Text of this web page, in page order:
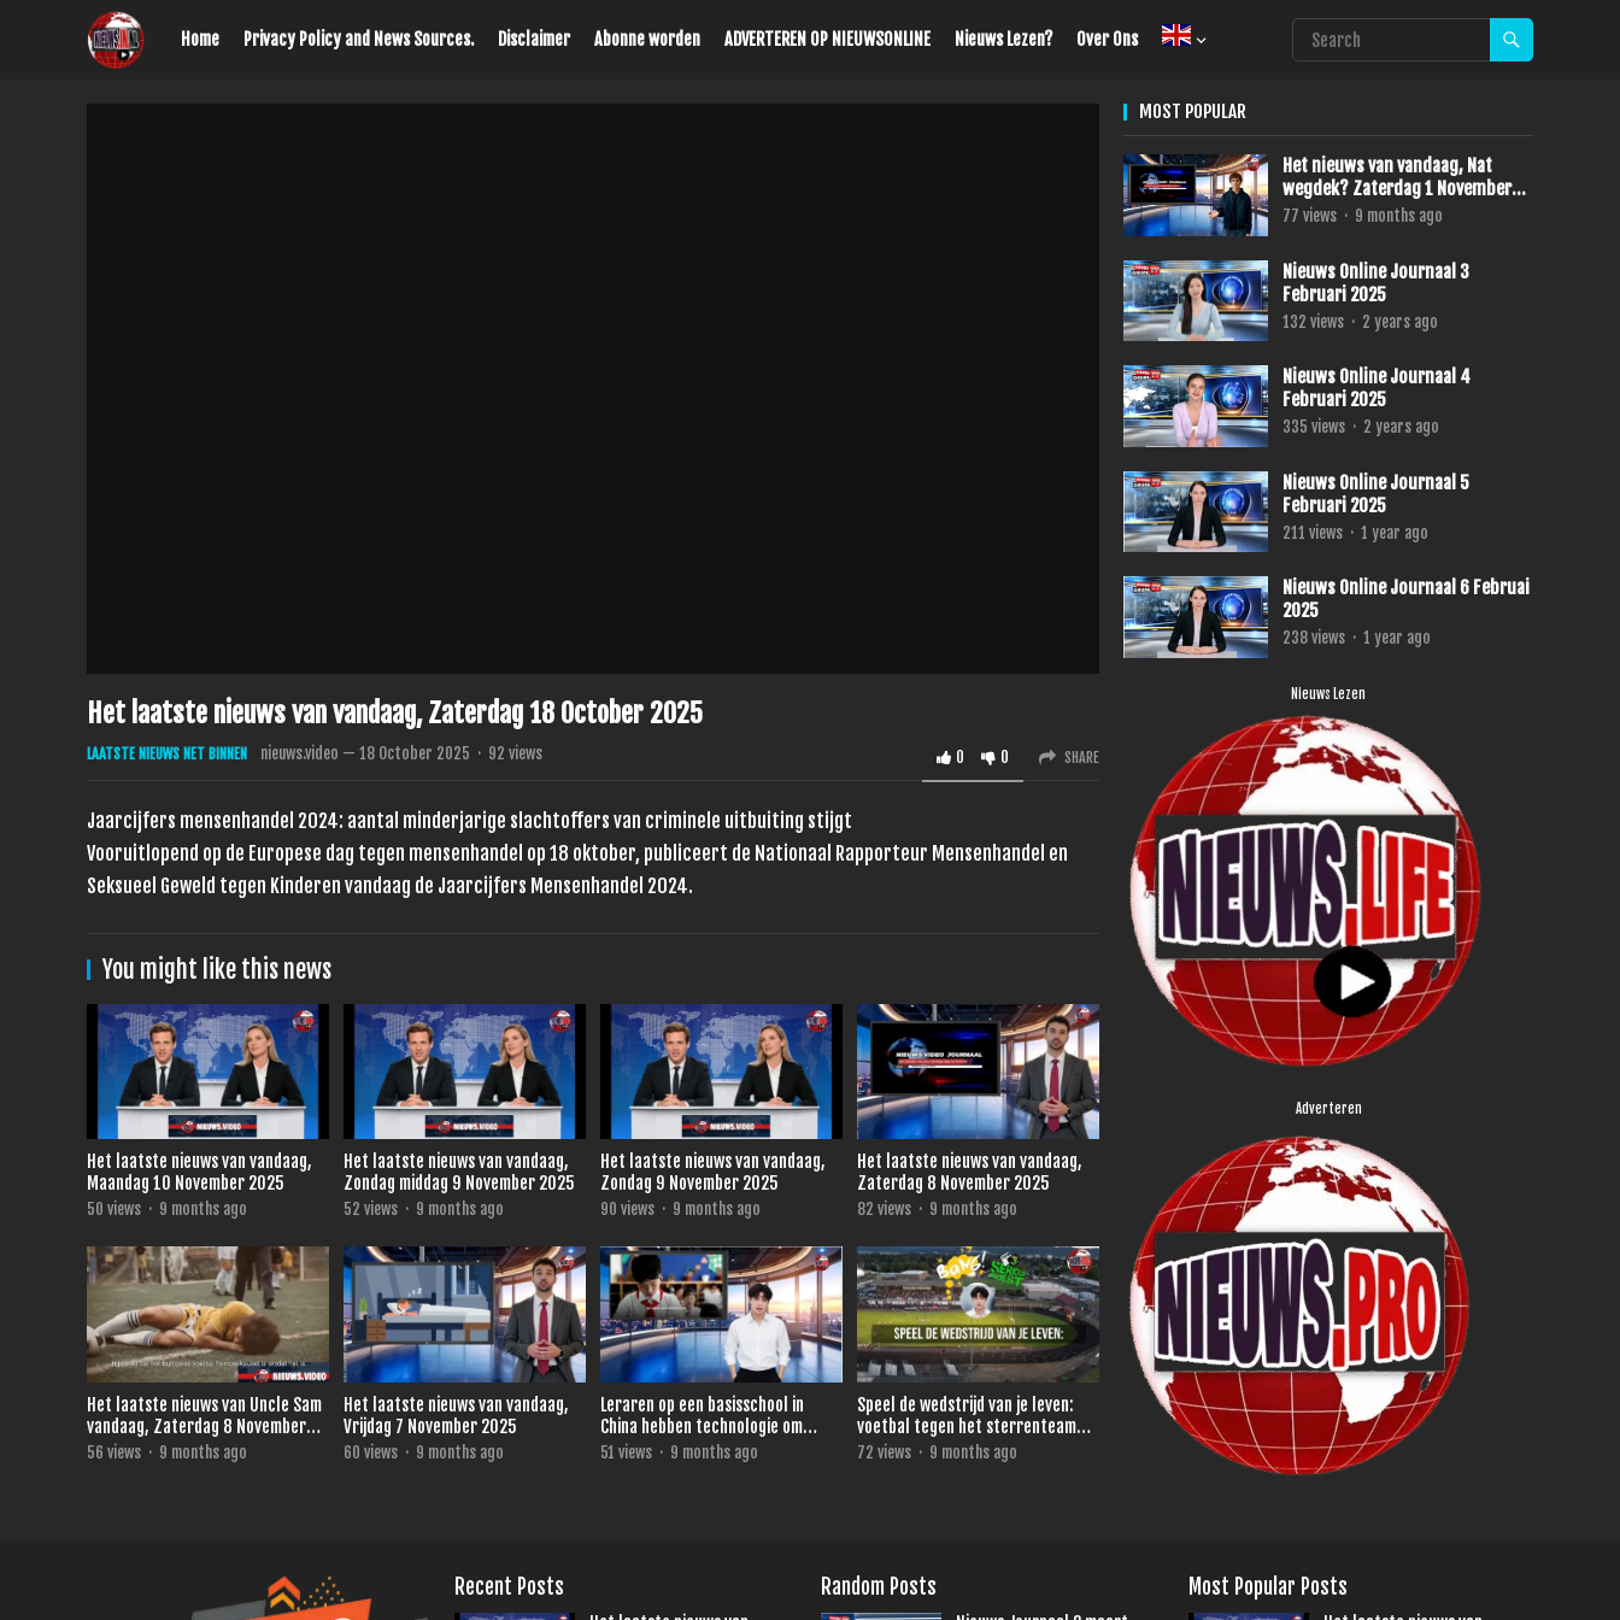
Home Privacy Policy and News Sources. Disclaimer Abonne worden ADVERTEREN OP NIEUWSONLINE Nieuws Lezen? Over Ons
Het laatste nieuws van vandaag, Zaterdag 18 October 2025
LAATSTE NIEUWS NET BINNEN nieuws.video — 18 October 2025 · 92 views 0 0 SHARE
Jaarcijfers mensenhandel 2024: aantal minderjarige slachtoffers van criminele uitbuiting stijgt
Vooruitlopend op de Europese dag tegen mensenhandel op 18 oktober, publiceert de Nationaal Rapporteur Mensenhandel en
Seksueel Geweld tegen Kinderen vandaag de Jaarcijfers Mensenhandel 2024.
You might like this news
Het laatste nieuws van vandaag,
Maandag 10 November 2025
50 views · 9 months ago
Het laatste nieuws van vandaag,
Zondag middag 9 November 2025
52 views · 9 months ago
Het laatste nieuws van vandaag,
Zondag 9 November 2025
90 views · 9 months ago
Het laatste nieuws van vandaag,
Zaterdag 8 November 2025
82 views · 9 months ago
Het laatste nieuws van Uncle Sam
vandaag, Zaterdag 8 November
2025
56 views · 9 months ago
Het laatste nieuws van vandaag,
Vrijdag 7 November 2025
60 views · 9 months ago
Leraren op een basisschool in
China hebben technologie om
direct te zien wie niet oplet.
51 views · 9 months ago
Speel de wedstrijd van je leven:
voetbal tegen het sterrenteam
van Ronald de Boer voor 3FM
72 views · 9 months ago
MOST POPULAR
Het nieuws van vandaag, Nat
wegdek? Zaterdag 1 November
2025
77 views · 9 months ago
Nieuws Online Journaal 3
Februari 2025
132 views · 2 years ago
Nieuws Online Journaal 4
Februari 2025
335 views · 2 years ago
Nieuws Online Journaal 5
Februari 2025
211 views · 1 year ago
Nieuws Online Journaal 6 Februai
2025
238views · 1 year ago
Nieuws Lezen
Adverteren
Recent Posts Random Posts Most Popular Posts